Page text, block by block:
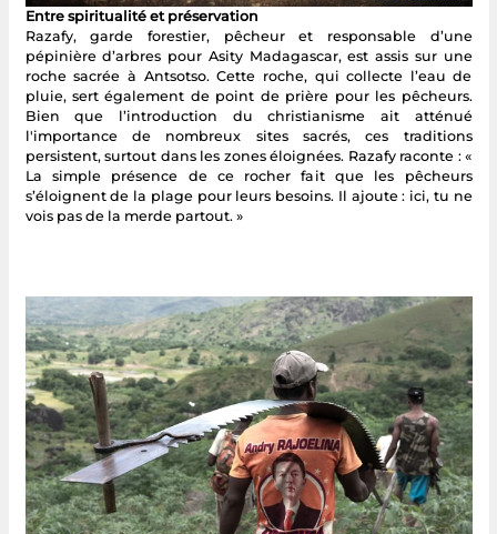
Entre spiritualité et préservation
Razafy, garde forestier, pêcheur et responsable d’une
pépinière d’arbres pour Asity Madagascar, est assis sur une
roche sacrée à Antsotso. Cette roche, qui collecte l’eau de
pluie, sert également de point de prière pour les pêcheurs.
Bien que l’introduction du christianisme ait atténué
l'importance de nombreux sites sacrés, ces traditions
persistent, surtout dans les zones éloignées. Razafy raconte : «
La simple présence de ce rocher fait que les pêcheurs
s’éloignent de la plage pour leurs besoins. Il ajoute : ici, tu ne
vois pas de la merde partout. »